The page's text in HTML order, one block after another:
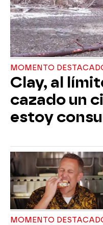
MOMENTO
Clay, al
cazado un
estoy
MOMENTO